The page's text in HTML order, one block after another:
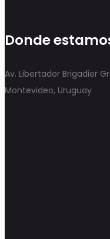
Donde
Av. Libertador Brigadier
Montevideo, Uruguay